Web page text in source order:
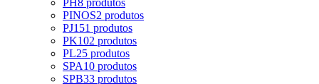
PH8 produtos
PINOS2 produtos
PJ151 produtos
PK102 produtos
PL25 produtos
SPA10 produtos
SPB33 produtos